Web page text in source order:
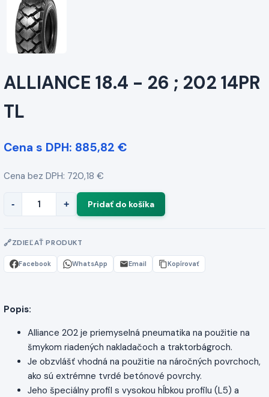
ALLIANCE 18.4 - 26 ; 202 14PR
TL
Cena s DPH: 885,82 €
Cena bez DPH: 720,18 €
- +
ZDIEĽAŤ PRODUKT
Facebook WhatsApp Email Kopírovať
Popis:
Alliance 202 je priemyselná pneumatika na použitie na
šmykom riadených nakladačoch a traktorbágroch.
Je obzvlášť vhodná na použitie na náročných povrchoch,
ako sú extrémne tvrdé betónové povrchy.
Jeho špeciálny profil s vysokou hĺbkou profilu (L5) a